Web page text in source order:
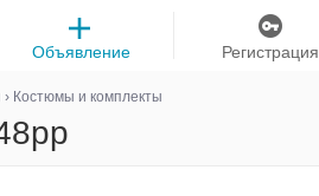
Регистрация
Объявление
› Костюмы и комплекты